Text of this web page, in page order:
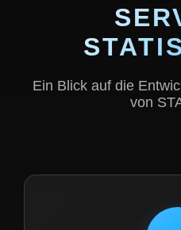
Ein Blick auf die
von